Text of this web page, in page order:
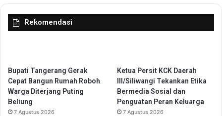
0
2
s
e
s
D
i
Rekomendasi
Bupati Tangerang Gerak
Cepat Bangun Rumah Roboh
Warga Diterjang Puting
Beliung
7 Agustus 2026
Ketua Persit KCK Daerah
III/Siliwangi Tekankan Etika
Bermedia Sosial dan
Penguatan Peran Keluarga
7 Agustus 2026